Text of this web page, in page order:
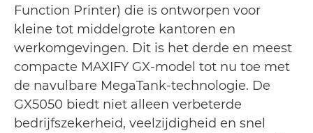
Function Printer) die is ontworpen voor
kleine tot middelgrote kantoren en
werkomgevingen. Dit is het derde en meest
compacte MAXIFY GX-model tot nu toe met
de navulbare MegaTank-technologie. De
GX5050 biedt niet alleen verbeterde
bedrijfszekerheid, veelzijdigheid en snel